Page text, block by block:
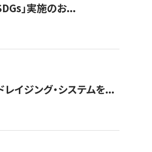
」実施のお...
イジング・システムを...